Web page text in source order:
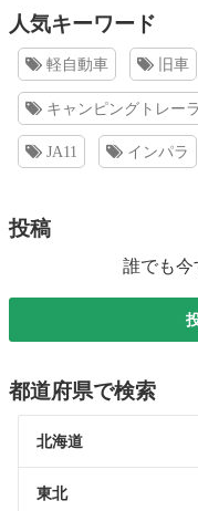
人気キーワード
軽自動車 旧車
キャンピングトレー
JA11 インパラ
投稿
誰でも今
都道府県で検索
北海道
東北